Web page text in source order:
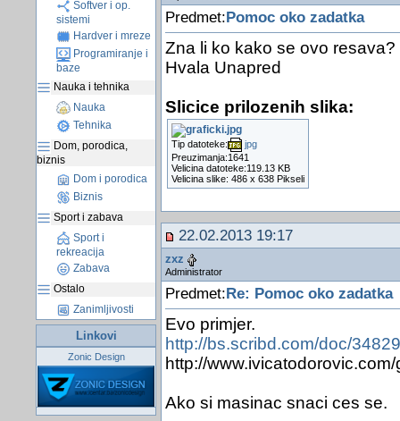
Softver i op.
sistemi
Hardver i mreze
Programiranje i
baze
Nauka i tehnika
Nauka
Tehnika
Dom, porodica,
biznis
Dom i porodica
Biznis
Sport i zabava
Sport i
rekreacija
Zabava
Ostalo
Zanimljivosti
Linkovi
Zonic Design
Predmet: Pomoc oko zadatka
Zna li ko kako se ovo resava?
Hvala Unapred
Slicice prilozenih slika:
Tip datoteke:
jpg
Preuzimanja:1641
Velicina datoteke:119.13 KB
Velicina slike: 486 x 638 Pikseli
22.02.2013 19:17
zxz
Administrator
Predmet:Re: Pomoc oko zadatka
Evo primjer.
http://bs.scribd.com/doc/
http://
Ako si masinac snaci ces se.